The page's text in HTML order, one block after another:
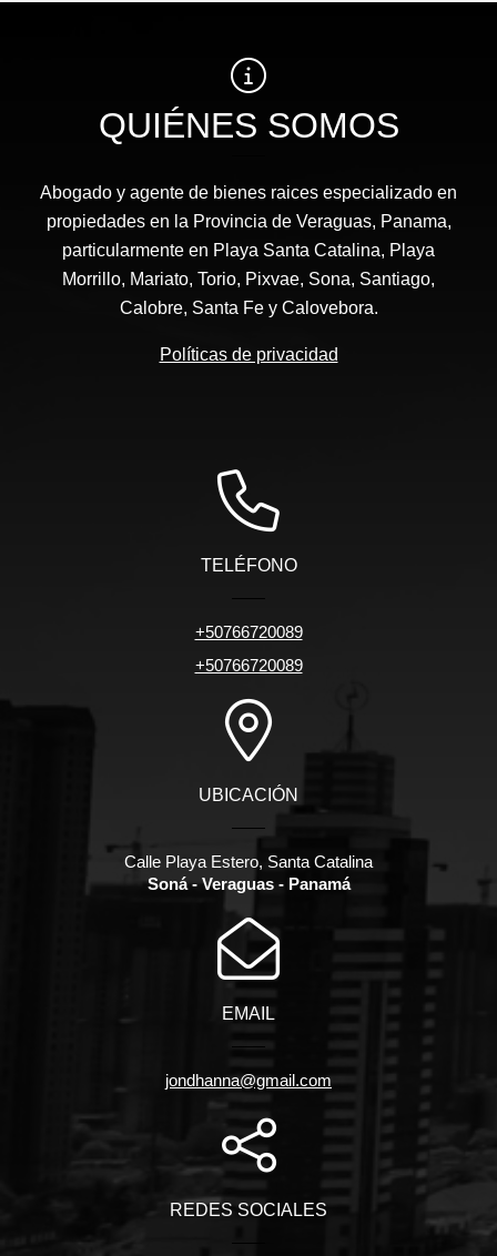
QUIÉNES SOMOS
Abogado y agente de bienes raices especializado en
propiedades en la Provincia de Veraguas, Panama,
particularmente en Playa Santa Catalina, Playa
Morrillo, Mariato, Torio, Pixvae, Sona, Santiago,
Calobre, Santa Fe y Calovebora.
Políticas de privacidad
TELÉFONO
+50766720089
+50766720089
UBICACIÓN
Calle Playa Estero, Santa Catalina
Soná - Veraguas - Panamá
EMAIL
jondhanna@gmail.com
REDES SOCIALES